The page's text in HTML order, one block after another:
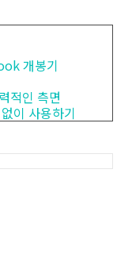
개봉기
적인 측면
이 사용하기